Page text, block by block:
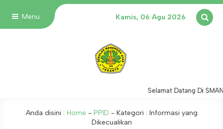
Menu Kamis, 06 Agu 2026
Selamat Datang Di
Anda disini : Home - PPID - Kategori : Informasi yang
Dikecualikan